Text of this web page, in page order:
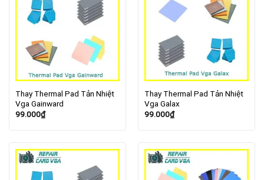
Thay Thermal Pad Tản Nhiệt
Vga Gainward
99.000₫
Thay Thermal Pad Tản Nhiệt
Vga Galax
99.000₫